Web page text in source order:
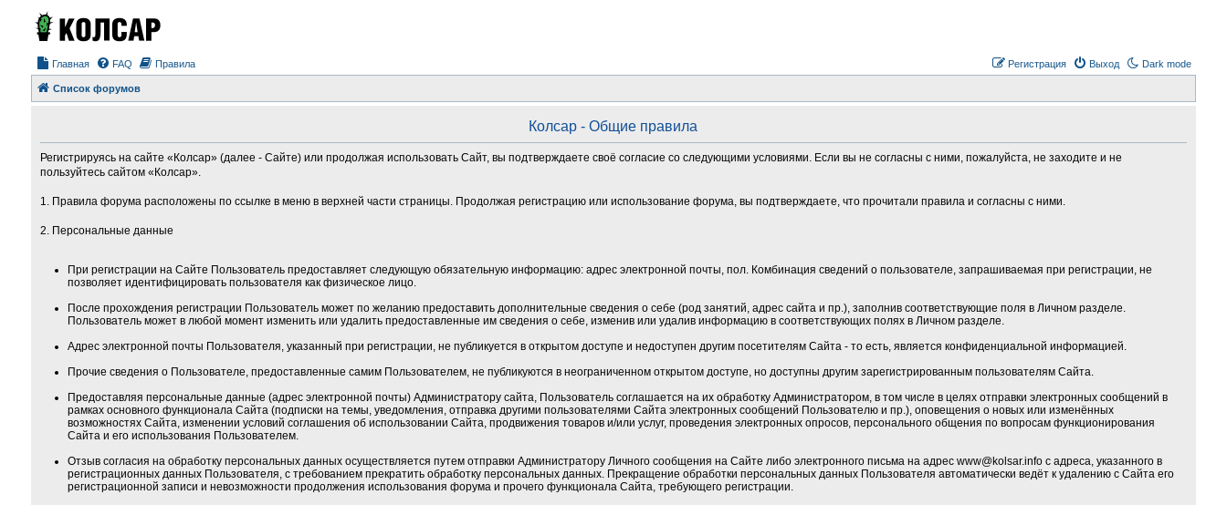
Главная Dark mode
FAQ Правила Выход
Регистрация
Список форумов
Колсар - Общие правила
Регистрируясь на сайте «Колсар» (далее - Сайте) или продолжая использовать Сайт, вы подтверждаете своё согласие со следующими условиями. Если вы не согласны с ними, пожалуйста, не заходите и не
пользуйтесь сайтом «Колсар».
1. Правила форума расположены по ссылке в меню в верхней части страницы. Продолжая регистрацию или использование форума, вы подтверждаете, что прочитали правила и согласны с ними.
2. Персональные данные
При регистрации на Сайте Пользователь предоставляет следующую обязательную информацию: адрес электронной почты, пол. Комбинация сведений о пользователе, запрашиваемая при регистрации, не
позволяет идентифицировать пользователя как физическое лицо.
После прохождения регистрации Пользователь может по желанию предоставить дополнительные сведения о себе (род занятий, адрес сайта и пр.), заполнив соответствующие поля в Личном разделе.
Пользователь может в любой момент изменить или удалить предоставленные им сведения о себе, изменив или удалив информацию в соответствующих полях в Личном разделе.
Адрес электронной почты Пользователя, указанный при регистрации, не публикуется в открытом доступе и недоступен другим посетителям Сайта - то есть, является конфиденциальной информацией.
Прочие сведения о Пользователе, предоставленные самим Пользователем, не публикуются в неограниченном открытом доступе, но доступны другим зарегистрированным пользователям Сайта.
Предоставляя персональные данные (адрес электронной почты) Администратору сайта, Пользователь соглашается на их обработку Администратором, в том числе в целях отправки электронных сообщений в
рамках основного функционала Сайта (подписки на темы, уведомления, отправка другими пользователями Сайта электронных сообщений Пользователю и пр.), оповещения о новых или изменённых
возможностях Сайта, изменении условий соглашения об использовании Сайта, продвижения товаров и/или услуг, проведения электронных опросов, персонального общения по вопросам функционирования
Сайта и его использования Пользователем.
Отзыв согласия на обработку персональных данных осуществляется путем отправки Администратору Личного сообщения на Сайте либо электронного письма на адрес www@kolsar.infoс адреса, указанного в
регистрационных данных Пользователя, с требованием прекратить обработку персональных данных. Прекращение обработки персональных данных Пользователя автоматически ведёт к удалению с Сайта его
регистрационной записи и невозможности продолжения использования форума и прочего функционала Сайта, требующего регистрации.